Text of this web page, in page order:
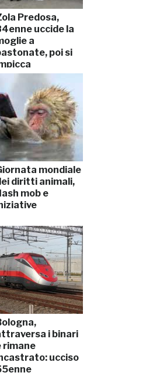
Predosa,
uccide la
a
poi si
mondiale
diritti animali,
mob e
i binari
rimane
ucciso